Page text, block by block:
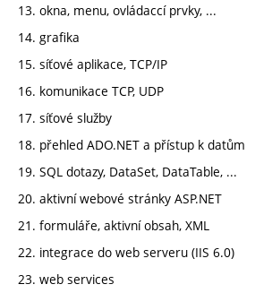
13. okna, menu, ovládaccí prvky, ...
14. grafika
15. síťové aplikace, TCP/IP
16. komunikace TCP, UDP
17. síťové služby
18. přehled ADO.NET a přístup k datům
19. SQL dotazy, DataSet, DataTable, ...
20. aktivní webové stránky ASP.NET
21. formuláře, aktivní obsah, XML
22. integrace do web serveru (IIS 6.0)
23. web services